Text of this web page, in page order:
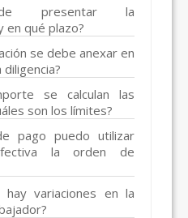
presentar la
en qué plazo?
se debe anexar en
se calculan las
son los límites?
pago puedo utilizar
la orden de
variaciones en la